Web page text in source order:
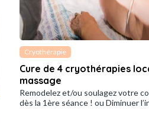
Cryothérapie
Cure de 4 cryothérapies
massage
Remodelez et/ou soulagez votre
dès la 1ère séance ! ou Diminuer